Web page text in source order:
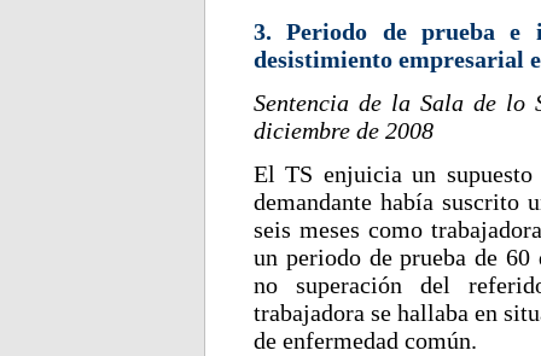
3. Periodo de prueba e
desistimiento empresarial
Sentencia de la Sala de lo
diciembre de 2008
El TS enjuicia un
demandante había suscrito
seis meses como
un periodo de prueba de
no superación del
trabajadora se hallaba en
de enfermedad común.